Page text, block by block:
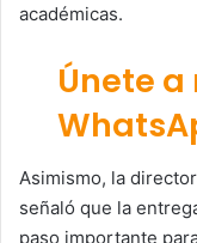
académicas.
Únete
Asimismo, la
señaló que la
paso importante